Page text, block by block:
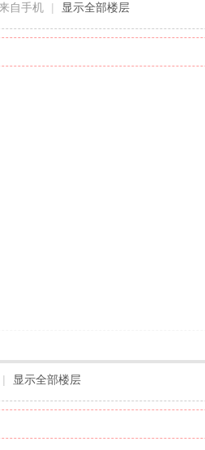
来自手机 | 显示全部楼层
| 显示全部楼层